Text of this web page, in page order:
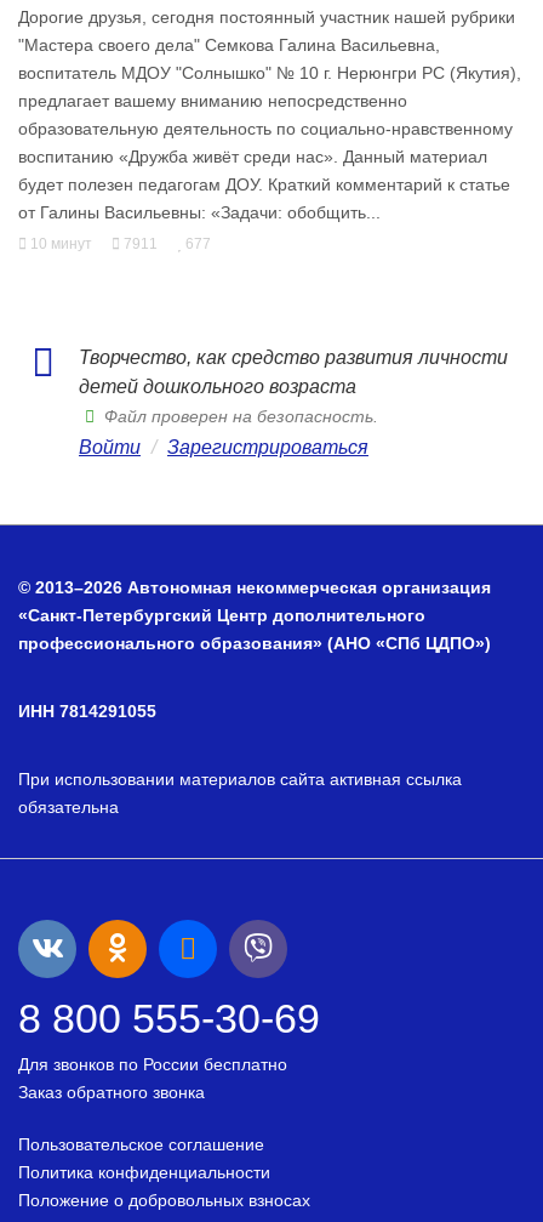
Дорогие друзья, сегодня постоянный участник нашей рубрики
"Мастера своего дела" Семкова Галина Васильевна,
воспитатель МДОУ "Солнышко" № 10 г. Нерюнгри РС (Якутия),
предлагает вашему вниманию непосредственно
образовательную деятельность по социально-нравственному
воспитанию «Дружба живёт среди нас». Данный материал
будет полезен педагогам ДОУ. Краткий комментарий к статье
от Галины Васильевны: «Задачи: обобщить...
10 минут 7911 677
Творчество, как средство развития личности
детей дошкольного возраста
Файл проверен на безопасность.
Войти / Зарегистрироваться
© 2013–2026 Автономная некоммерческая организация
«Санкт-Петербургский Центр дополнительного
профессионального образования» (АНО «СПб ЦДПО»)
ИНН 7814291055
При использовании материалов сайта активная ссылка
обязательна
8 800 555-30-69
Для звонков по России бесплатно
Заказ обратного звонка
Пользовательское соглашение
Политика конфиденциальности
Положение о добровольных взносах